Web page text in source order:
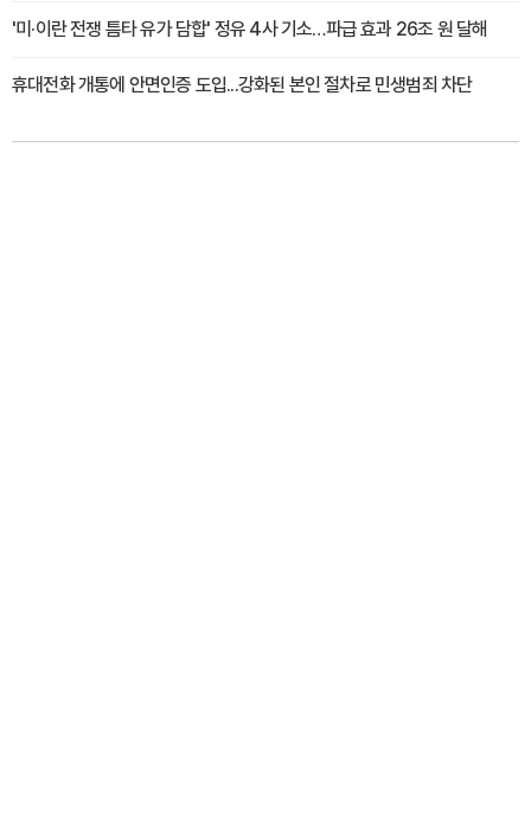
'미·이란 전쟁 틈타 유가 담합' 정유 4사 기소…파급 효과 26조 원 달해
휴대전화 개통에 안면인증 도입...강화된 본인 절차로 민생범죄 차단